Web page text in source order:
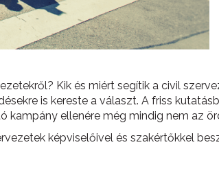
Kik és miért segítik a civil
is kereste a választ. A friss
kampány ellenére még mindig nem az
képviselőivel és szakértőkkel